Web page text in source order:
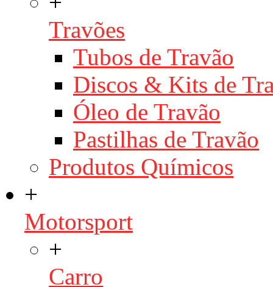
Travões
Tubos de Travão
Discos & Kits de
Óleo de Travão
Pastilhas de Travão
Produtos Químicos
+
Motorsport
+
Carro